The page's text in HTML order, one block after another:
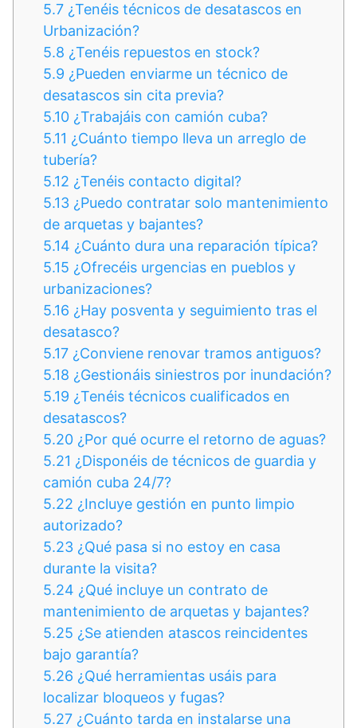
5.7 ¿Tenéis técnicos de desatascos en
Urbanización?
5.8 ¿Tenéis repuestos en stock?
5.9 ¿Pueden enviarme un técnico de
desatascos sin cita previa?
5.10 ¿Trabajáis con camión cuba?
5.11 ¿Cuánto tiempo lleva un arreglo de
tubería?
5.12 ¿Tenéis contacto digital?
5.13 ¿Puedo contratar solo mantenimiento
de arquetas y bajantes?
5.14 ¿Cuánto dura una reparación típica?
5.15 ¿Ofrecéis urgencias en pueblos y
urbanizaciones?
5.16 ¿Hay posventa y seguimiento tras el
desatasco?
5.17 ¿Conviene renovar tramos antiguos?
5.18 ¿Gestionáis siniestros por inundación?
5.19 ¿Tenéis técnicos cualificados en
desatascos?
5.20 ¿Por qué ocurre el retorno de aguas?
5.21 ¿Disponéis de técnicos de guardia y
camión cuba 24/7?
5.22 ¿Incluye gestión en punto limpio
autorizado?
5.23 ¿Qué pasa si no estoy en casa
durante la visita?
5.24 ¿Qué incluye un contrato de
mantenimiento de arquetas y bajantes?
5.25 ¿Se atienden atascos reincidentes
bajo garantía?
5.26 ¿Qué herramientas usáis para
localizar bloqueos y fugas?
5.27 ¿Cuánto tarda en instalarse una